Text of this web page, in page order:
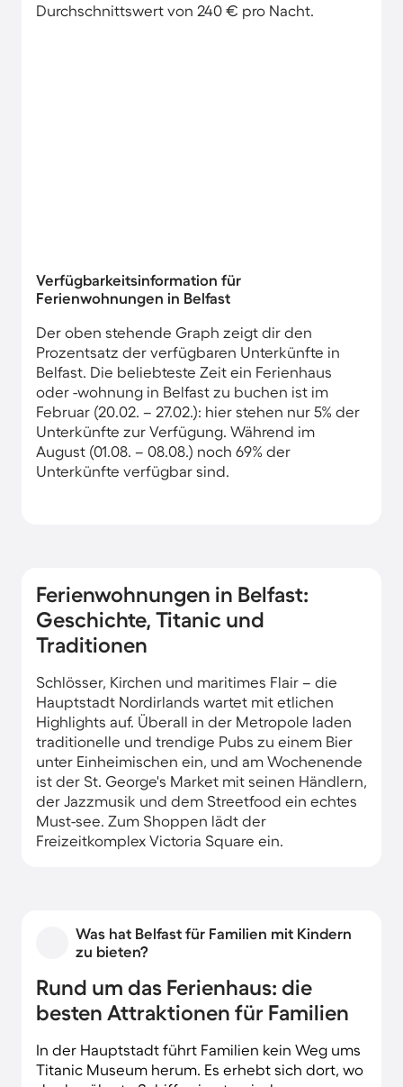
Durchschnittswert von 240 € pro Nacht.
Verfügbarkeitsinformation für
Ferienwohnungen in Belfast
Der oben stehende Graph zeigt dir den
Prozentsatz der verfügbaren Unterkünfte in
Belfast. Die beliebteste Zeit ein Ferienhaus
oder -wohnung in Belfast zu buchen ist im
Februar (20.02. – 27.02.): hier stehen nur 5% der
Unterkünfte zur Verfügung. Während im
August (01.08. – 08.08.) noch 69% der
Unterkünfte verfügbar sind.
Ferienwohnungen in Belfast:
Geschichte, Titanic und
Traditionen
Schlösser, Kirchen und maritimes Flair – die
Hauptstadt Nordirlands wartet mit etlichen
Highlights auf. Überall in der Metropole laden
traditionelle und trendige Pubs zu einem Bier
unter Einheimischen ein, und am Wochenende
ist der St. George's Market mit seinen Händlern,
der Jazzmusik und dem Streetfood ein echtes
Must-see. Zum Shoppen lädt der
Freizeitkomplex Victoria Square ein.
Spaziergängen auf die zahlreichen Murals oder
besteige eines der Black Taxis.
familienfreundliche Attraktionen wie der Zoo
oder das Titanic Museum sorgen für weitere
Ferienhaus in Belfast.
Was hat Belfast für Familien mit Kindern
zu bieten?
Rund um das Ferienhaus: die
besten Attraktionen für Familien
In der Hauptstadt führt Familien kein Weg ums
Titanic Museum herum. Es erhebt sich dort, wo